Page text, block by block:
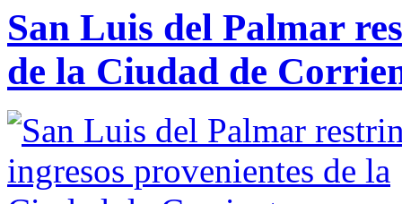
San Luis del Palmar
de la Ciudad de